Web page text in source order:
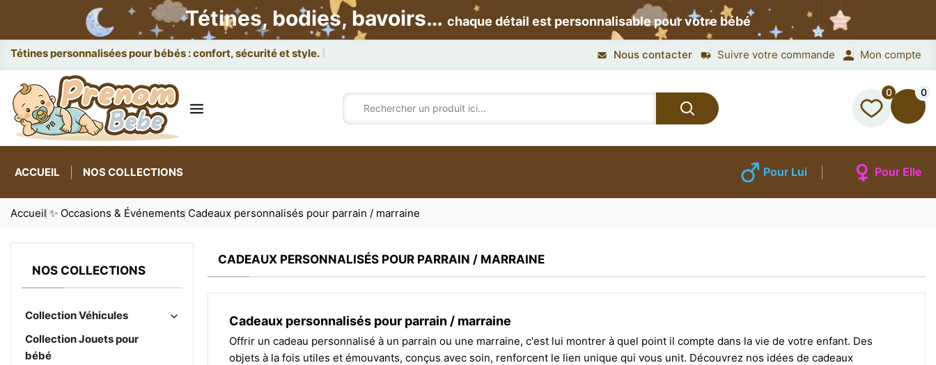
Tétines, bodies, bavoirs… chaque détail est personnalisable pour votre bébé
Tétines personnalisées pour bébés : confort, sécurité et style. Nous contacter Suivre votre commande Mon compte
0 0
ACCUEIL NOS COLLECTIONS Pour Lui Pour Elle
Accueil ✨ Occasions & Événements Cadeaux personnalisés pour parrain / marraine
NOS COLLECTIONS
Collection Véhicules
Collection Jouets pour
bébé
CADEAUX PERSONNALISÉS POUR PARRAIN / MARRAINE
Cadeaux personnalisés pour parrain / marraine
Offrir un cadeau personnalisé à un parrain ou une marraine, c'est lui montrer à quel point il compte dans la vie de votre enfant. Des
objets à la fois utiles et émouvants, conçus avec soin, renforcent le lien unique qui vous unit. Découvrez nos idées de cadeaux